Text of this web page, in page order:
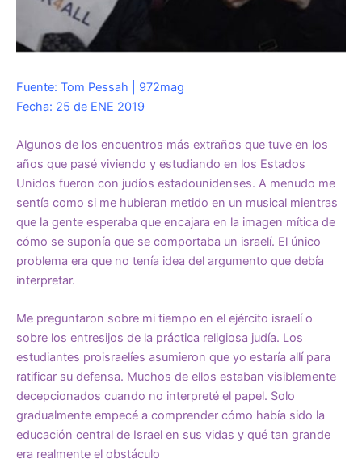
Fuente: Tom Pessah | 972mag
Fecha: 25 de ENE 2019
Algunos de los encuentros más extraños que tuve en los
años que pasé viviendo y estudiando en los Estados
Unidos fueron con judíos estadounidenses. A menudo me
sentía como si me hubieran metido en un musical mientras
que la gente esperaba que encajara en la imagen mítica de
cómo se suponía que se comportaba un israelí. El único
problema era que no tenía idea del argumento que debía
interpretar.
Me preguntaron sobre mi tiempo en el ejército israelí o
sobre los entresijos de la práctica religiosa judía. Los
estudiantes proisraelíes asumieron que yo estaría allí para
ratificar su defensa. Muchos de ellos estaban visiblemente
decepcionados cuando no interpreté el papel. Solo
gradualmente empecé a comprender cómo había sido la
educación central de Israel en sus vidas y qué tan grande
era realmente el obstáculo